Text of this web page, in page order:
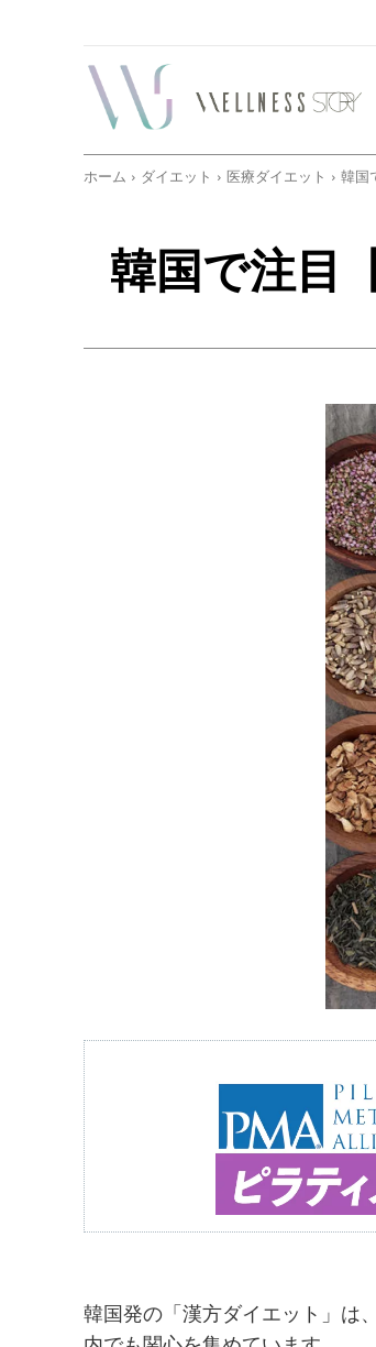
ホーム ダイエット 医療ダイエット 韓国
韓国で注目
韓国発の「漢方ダイエット」は